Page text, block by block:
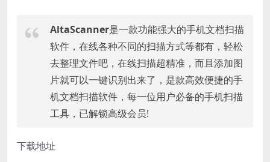
AltaScanner是一款功能强大的手机文档扫描
软件，在线各种不同的扫描方式等都有，轻松
去整理文件吧，在线扫描超精准，而且添加图
片就可以一键识别出来了，是款高效便捷的手
机文档扫描软件，每一位用户必备的手机扫描
工具，已解锁高级会员!
下载地址